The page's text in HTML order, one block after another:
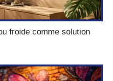
froide comme solution